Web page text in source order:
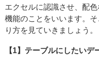
エクセルに認識させ、配
機能のことをいいます。
り方を見ていきましょう。
【1】テーブルにしたい